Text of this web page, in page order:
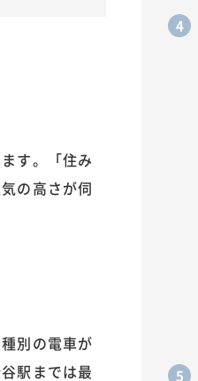
す。「住み
の高さが伺
別の電車が
駅までは最